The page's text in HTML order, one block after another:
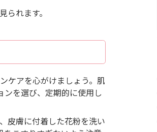
られます。
ケアを心がけましょう。肌
ンを選び、定期的に使用し
皮膚に付着した花粉を洗い